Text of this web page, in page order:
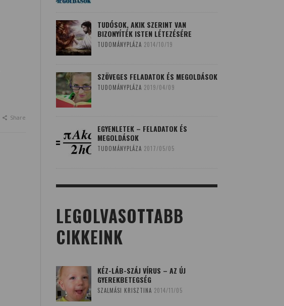
Share
TUDÓSOK, AKIK SZERINT VAN
BIZONYÍTÉK ISTEN LÉTEZÉSÉRE
TUDOMÁNYPLÁZA 2014/10/19
SZÖVEGES FELADATOK ÉS MEGOLDÁSOK
TUDOMÁNYPLÁZA 2019/04/09
EGYENLETEK – FELADATOK ÉS
MEGOLDÁSOK
TUDOMÁNYPLÁZA 2017/05/05
LEGOLVASOTTABB
CIKKEINK
KÉZ-LÁB-SZÁJ VÍRUS – AZ ÚJ
GYEREKBETEGSÉG
SZALMÁSI KRISZTINA 2014/11/05